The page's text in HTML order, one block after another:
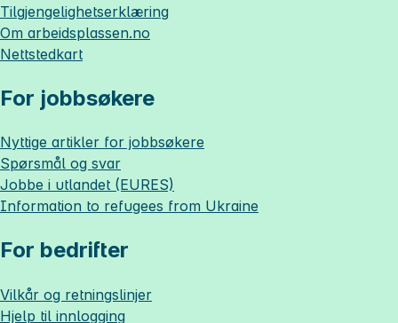
Tilgjengelighetserklæring
Om arbeidsplassen.no
Nettstedkart
For jobbsøkere
Nyttige artikler for jobbsøkere
Spørsmål og svar
Jobbe i utlandet (EURES)
Information to refugees from Ukraine
For bedrifter
Vilkår og retningslinjer
Hjelp til innlogging